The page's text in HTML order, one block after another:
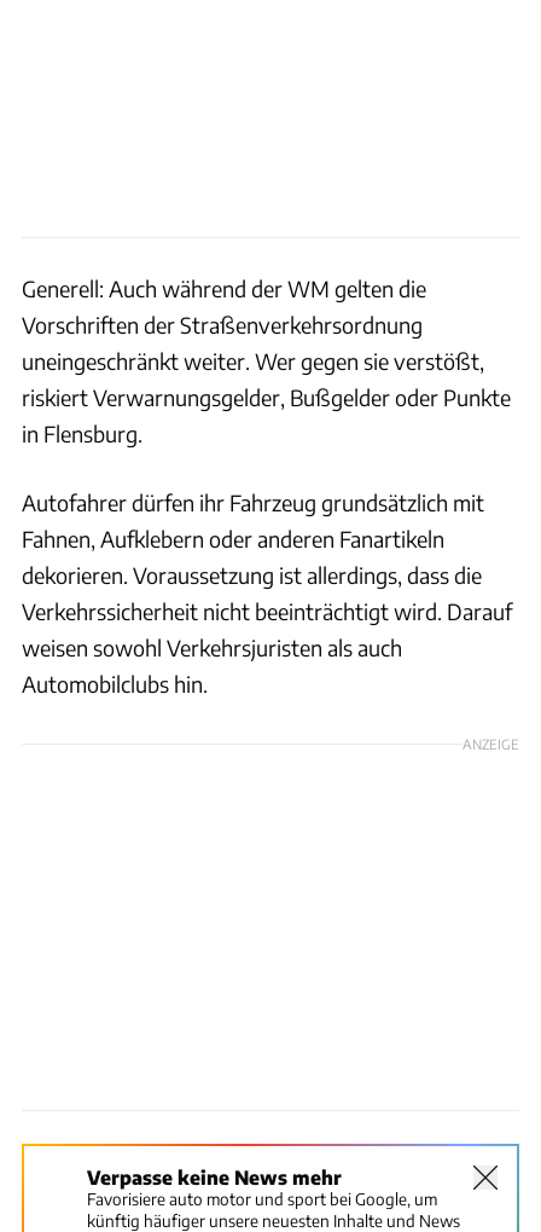
Generell: Auch während der WM gelten die
Vorschriften der Straßenverkehrsordnung
uneingeschränkt weiter. Wer gegen sie verstößt,
riskiert Verwarnungsgelder, Bußgelder oder Punkte
in Flensburg.
Autofahrer dürfen ihr Fahrzeug grundsätzlich mit
Fahnen, Aufklebern oder anderen Fanartikeln
dekorieren. Voraussetzung ist allerdings, dass die
Verkehrssicherheit nicht beeinträchtigt wird. Darauf
weisen sowohl Verkehrsjuristen als auch
Automobilclubs hin.
ANZEIGE
Verpasse keine News mehr
Favorisiere auto motor und sport bei Google, um
künftig häufiger unsere neuesten Inhalte und News